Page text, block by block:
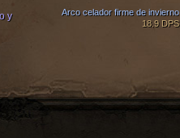
Arco celador firme de invierno
18.9 DPS
y